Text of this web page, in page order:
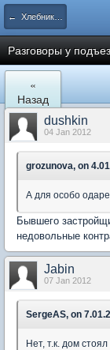
← Хлебниково
Разговоры у
«
Назад
dushkin
04 Jan 2012
grozunova, on
А для особо
Бывшего
недовольные
Jabin
07 Jan 2012
SergeAS, on
Нет, т.к. дом